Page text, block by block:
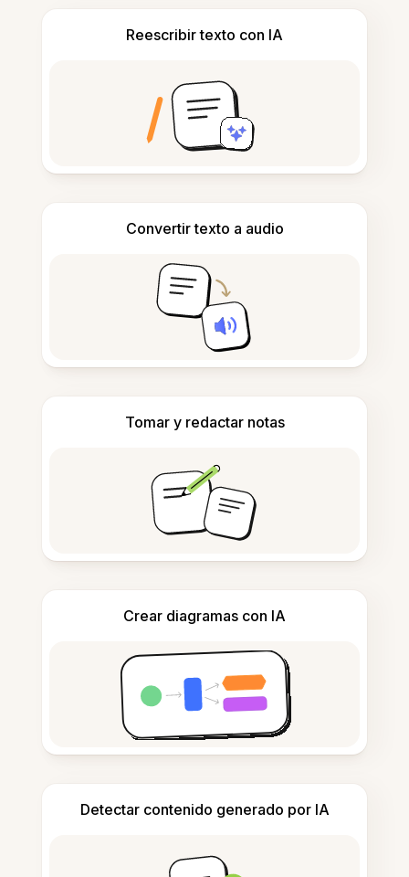
Reescribir texto con IA
Convertir texto a audio
Tomar y redactar notas
Crear diagramas con IA
Detectar contenido generado por IA